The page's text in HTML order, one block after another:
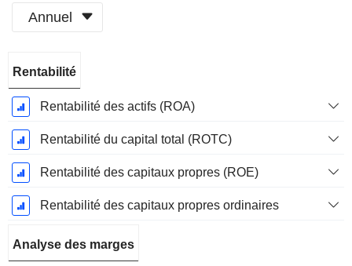
Annuel
Fiscale:
Décembre
Rentabilité
Rentabilité des actifs (ROA)
Rentabilité du capital total (ROTC)
Rentabilité des capitaux propres (ROE)
Rentabilité des capitaux propres ordinaires
Analyse des marges